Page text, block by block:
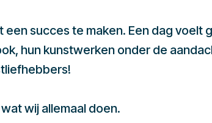
succes te maken. Een dag voelt
hun kunstwerken onder de
wij allemaal doen.